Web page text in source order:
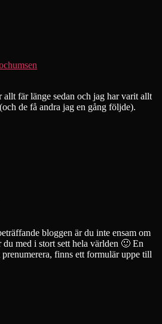
fär länge sedan och jag har varit allt
de få andra jag en gång följde).
bloggen är du inte ensam om
du med i stort sett hela världen 🙂 En
finns ett formulär uppe till